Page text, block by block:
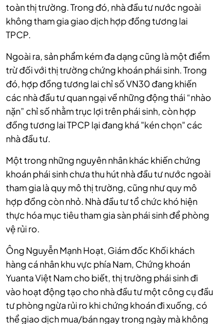
toàn thị trường. Trong đó, nhà đầu tư nước ngoài
không tham gia giao dịch hợp đồng tương lai
TPCP.
Ngoài ra, sản phẩm kém đa dạng cũng là một điểm
trừ đối với thị trường chứng khoán phái sinh. Trong
đó, hợp đồng tương lai chỉ số VN30 đang khiến
các nhà đầu tư quan ngại về những động thái “nhào
nặn” chỉ số nhằm trục lợi trên phái sinh, còn hợp
đồng tương lai TPCP lại đang khá "kén chọn" các
nhà đầu tư.
Một trong những nguyên nhân khác khiến chứng
khoán phái sinh chưa thu hút nhà đầu tư nước ngoài
tham gia là quy mô thị trường, cũng như quy mô
hợp đồng còn nhỏ. Nhà đầu tư tổ chức khó hiện
thực hóa mục tiêu tham gia sàn phái sinh để phòng
vệ rủi ro.
Ông Nguyễn Mạnh Hoạt, Giám đốc Khối khách
hàng cá nhân khu vực phía Nam, Chứng khoán
Yuanta Việt Nam cho biết, thị trường phái sinh đi
vào hoạt động tạo cho nhà đầu tư một công cụ đầu
tư phòng ngừa rủi ro khi chứng khoán đi xuống, có
thể giao dịch mua/bán ngay trong ngày mà không